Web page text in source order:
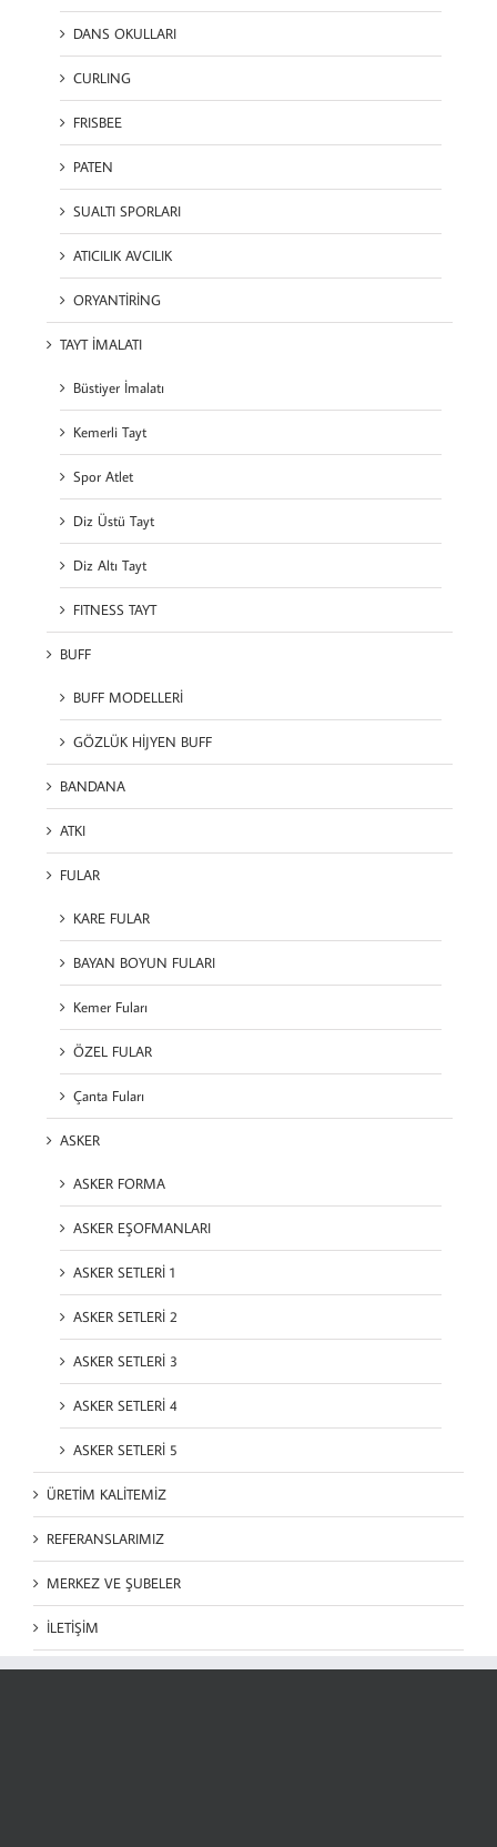
DANS OKULLARI
CURLING
FRISBEE
PATEN
SUALTI SPORLARI
ATICILIK AVCILIK
ORYANTİRİNG
TAYT İMALATI
Büstiyer İmalatı
Kemerli Tayt
Spor Atlet
Diz Üstü Tayt
Diz Altı Tayt
FITNESS TAYT
BUFF
BUFF MODELLERİ
GÖZLÜK HİJYEN BUFF
BANDANA
ATKI
FULAR
KARE FULAR
BAYAN BOYUN FULARI
Kemer Fuları
ÖZEL FULAR
Çanta Fuları
ASKER
ASKER FORMA
ASKER EŞOFMANLARI
ASKER SETLERİ 1
ASKER SETLERİ 2
ASKER SETLERİ 3
ASKER SETLERİ 4
ASKER SETLERİ 5
ÜRETİM KALİTEMİZ
REFERANSLARIMIZ
MERKEZ VE ŞUBELER
İLETİŞİM